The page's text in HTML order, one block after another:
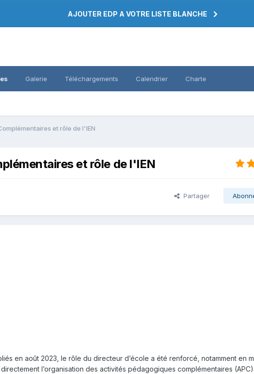
AJOUTER EDP A VOTRE LISTE BLANCHE
Galerie Téléchargements Calendrier Charte
et rôle de l'IEN
et rôle de l'IEN
Partager
en août 2023, le rôle du directeur d’école a été renforcé, notamment en
l’organisation des activités pédagogiques complémentaires